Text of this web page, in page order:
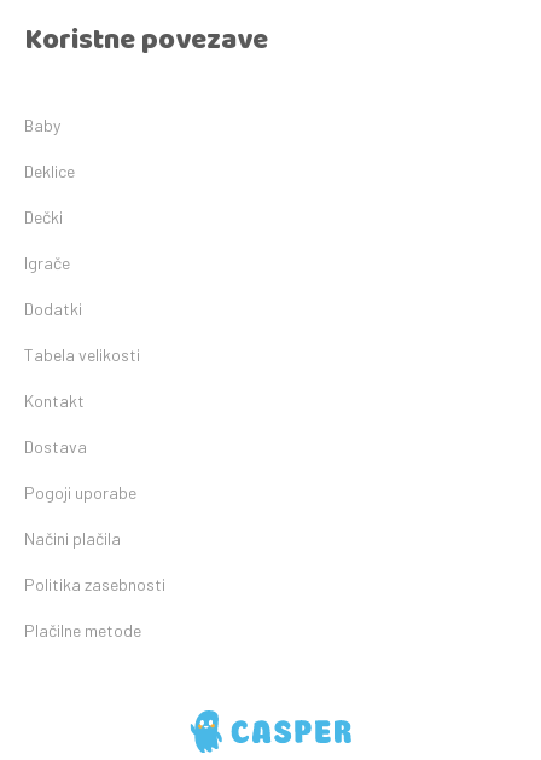
Koristne povezave
Baby
Deklice
Dečki
Igrače
Dodatki
Tabela velikosti
Kontakt
Dostava
Pogoji uporabe
Načini plačila
Politika zasebnosti
Plačilne metode